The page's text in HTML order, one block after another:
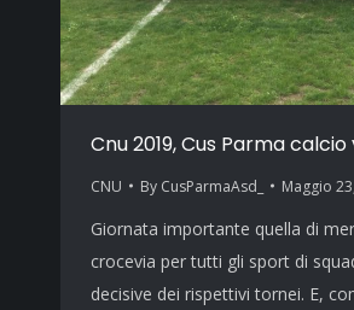
Cnu 2019, Cus Parma
CNU By CusParmaAsd_ Maggio
Giornata importante quella di
crocevia per tutti gli sport di
decisive dei rispettivi tornei. E,